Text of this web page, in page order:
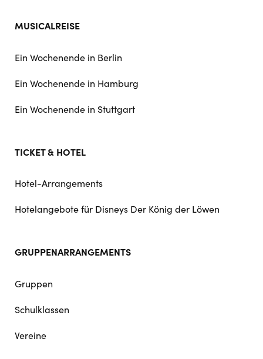
MUSICALREISE
Ein Wochenende in Berlin
Ein Wochenende in Hamburg
Ein Wochenende in Stuttgart
TICKET & HOTEL
Hotel-Arrangements
Hotelangebote für Disneys Der König der Löwen
GRUPPENARRANGEMENTS
Gruppen
Schulklassen
Vereine